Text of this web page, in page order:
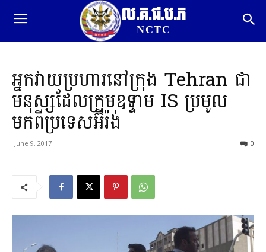
ល.គ.ជ.ប.ភ
NCTC
អ្នកវាយប្រហារនៅក្រុង Tehran ជា
មនុស្សដែលក្រុមឧទ្ទាម IS ប្រមូល
មកពីប្រទេសអ៊ីរ៉ង់
June 9, 2017 0